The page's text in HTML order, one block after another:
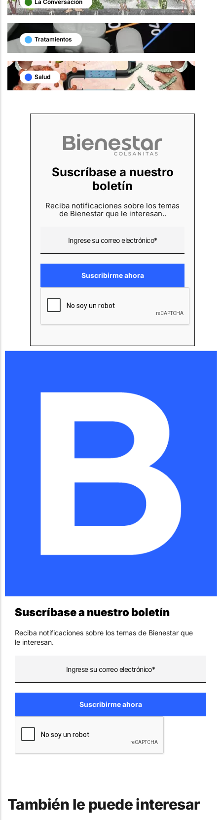
La Conversación
Tratamientos
Salud
Suscríbase a nuestro
boletín
Reciba notificaciones sobre los temas
de Bienestar que le interesan..
Suscríbase a nuestro boletín
Reciba notificaciones sobre los temas de Bienestar que
le interesan.
También le puede interesar